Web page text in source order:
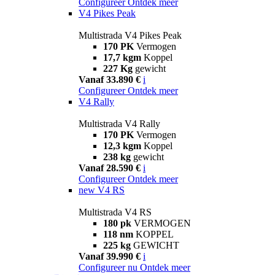
V4 Pikes Peak
Multistrada V4 Pikes Peak
170 PK Vermogen
17,7 kgm Koppel
227 Kg gewicht
Vanaf 33.890 € i
Configureer Ontdek meer
V4 Rally
Multistrada V4 Rally
170 PK Vermogen
12,3 kgm Koppel
238 kg gewicht
Vanaf 28.590 € i
Configureer Ontdek meer
new V4 RS
Multistrada V4 RS
180 pk VERMOGEN
118 nm KOPPEL
225 kg GEWICHT
Vanaf 39.990 € i
Configureer nu Ontdek meer